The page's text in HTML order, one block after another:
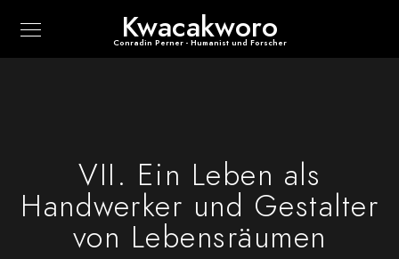
Kwacakworo
Conradin Perner - Humanist und Forscher
VII. Ein Leben als
Handwerker und Gestalter
von Lebensräumen